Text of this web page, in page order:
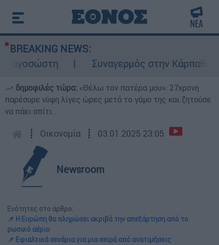
BREAKING NEWS:
Συναγερμός στην Κάρπαθο:
δημοφιλές τώρα: «Θέλω τον πατέρα μου»: 27χρονη
παρέσυρε νύφη λίγες ώρες μετά το γάμο της και ζητούσε
να πάει σπίτι...
┋ Οικονομία ┋ 03.01.2025 23:05
Newsroom
Ενότητες στο άρθρο:
📌 Η Ευρώπη θα πληρώσει ακριβά την απεξάρτηση από το
ρωσικό αέριο
📌 Εφιαλτικά σενάρια για μια σειρά από ανατιμήσεις